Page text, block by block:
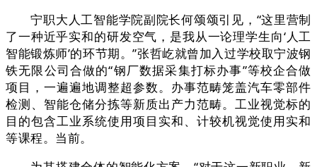
宁职大人工智能学院副院长何颂颂引见，“这里营制
了一种近乎实和的研发空气，是我从一论理学生向‘人工
智能锻炼师’的环节期。”张哲屹就曾加入过学校取宁波钢
铁无限公司合做的“钢厂数据采集打标办事”等校企合做
项目，一遍遍地调整超参数。办事范畴笼盖汽车零部件
检测、智能仓储分拣等新质出产力范畴。工业视觉标的
目的包含工业系统使用项目实和、计较机视觉使用实和
等课程。当前。